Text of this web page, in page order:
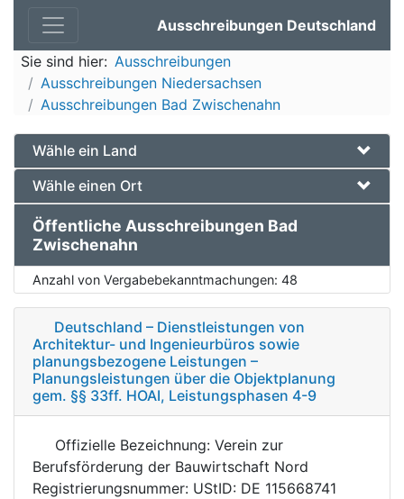
Ausschreibungen Deutschland
Sie sind hier: Ausschreibungen
Ausschreibungen Niedersachsen
Ausschreibungen Bad Zwischenahn
Wähle ein Land
Wähle einen Ort
Öffentliche Ausschreibungen Bad
Zwischenahn
Anzahl von Vergabebekanntmachungen: 48
Deutschland – Dienstleistungen von
Architektur- und Ingenieurbüros sowie
planungsbezogene Leistungen –
Planungsleistungen über die Objektplanung
gem. §§ 33ff. HOAI, Leistungsphasen 4-9
Offizielle Bezeichnung: Verein zur
Berufsförderung der Bauwirtschaft Nord
Registrierungsnummer: UStID: DE 115668741